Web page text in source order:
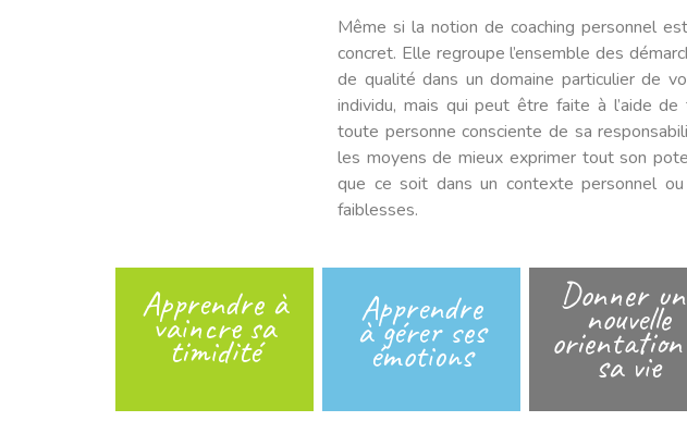
Même si la notion de coaching personnel
concret. Elle regroupe l’ensemble des
de qualité dans un domaine particulier de
individu, mais qui peut être faite à l’aide de
toute personne consciente de sa
les moyens de mieux exprimer tout son
que ce soit dans un contexte personnel
faiblesses.
Apprendre à
vaincre sa
timidité
Apprendre
à gérer ses
émotions
Donner
nouvelle
sa vie